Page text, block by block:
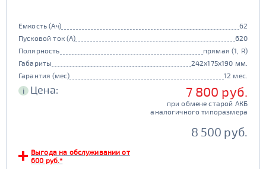
Емкость (Ач)
62
Пусковой ток (А)
620
Полярность
прямая (1, R)
Габариты
242x175x190 мм.
Гарантия (мес)
12 мес.
i Цена: 7 800 руб.
при обмене старой АКБ
аналогичного типоразмера
8 500 руб.
Выгода на обслуживании от
600 руб.*